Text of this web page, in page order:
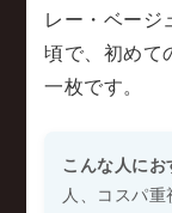
レー・ベー
頃で、初めて
一枚です。
こんな人にお
人、コスパ